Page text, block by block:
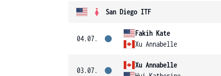
San Diego ITF
04.07.
Fakih Kate
Xu Annabelle
03.07.
Xu Annabelle